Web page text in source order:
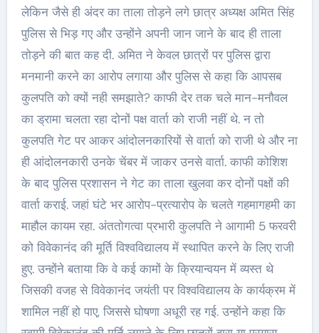
लेकिन जैसे ही अंदर का ताला तोड़ने लगे छात्र अध्यक्ष अमित सिंह
पुलिस से भिड़ गए और उन्होंने अपनी जान जाने के बाद ही ताला
तोड़ने की बात कह दी. अमित ने केवल छात्रों पर पुलिस द्वारा
मनमानी करने का आरोप लगाया और पुलिस से कहा कि आपसब
कुलपति को क्यों नही समझाते? काफी देर तक चले मान-मनौवल
का ड्रामा चलता रहा दोनों पक्ष वार्ता को राजी नहीं थे. न तो
कुलपति गेट पर आकर आंदोलनकारियों से वार्ता को राजी थे और ना
ही आंदोलनकारी उनके चेंबर में जाकर उनसे वार्ता. काफी कोशिश
के बाद पुलिस प्रशासन ने गेट का ताला खुलवा कर दोनों पक्षों की
वार्ता कराई. जहां घंटे भर आरोप-प्रत्यारोप के चलते गहमागहमी का
माहौल कायम रहा. अंततोगत्वा प्रभारी कुलपति ने आगामी 5 फरवरी
को विवेकानंद की मूर्ति विश्वविद्यालय में स्थापित करने के लिए राजी
हुए. उन्होंने बताया कि वे कई कामों के क्रियान्वयन में व्यस्त थे
जिसकी वजह से विवेकानंद जयंती पर विश्वविद्यालय के कार्यक्रम में
शामिल नहीं हो पाए, जिससे घोषणा अधूरी रह गई. उन्होंने कहा कि